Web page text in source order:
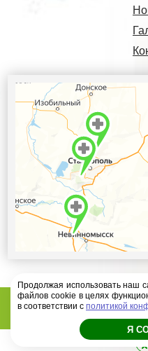
Диагностический
Продолжая использовать наш
файлов cookie в целях
в соответствии с политикой
Я